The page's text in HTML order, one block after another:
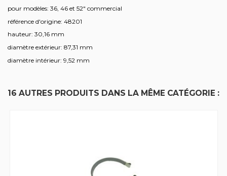
pour modèles: 36, 46 et 52" commercial
référence d'origine: 48201
hauteur: 30,16 mm
diamètre extérieur: 87,31 mm
diamètre intérieur: 9,52 mm
16 AUTRES PRODUITS DANS LA MÊME CATÉGORIE :